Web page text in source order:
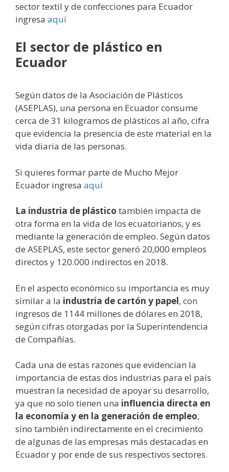
sector textil y de confecciones para Ecuador
ingresa aquí
El sector de plástico en
Ecuador
Según datos de la Asociación de Plásticos
(ASEPLAS), una persona en Ecuador consume
cerca de 31 kilogramos de plásticos al año, cifra
que evidencia la presencia de este material en la
vida diaria de las personas.
Si quieres formar parte de Mucho Mejor
Ecuador ingresa aquí
La industria de plástico también impacta de
otra forma en la vida de los ecuatorianos, y es
mediante la generación de empleo. Según datos
de ASEPLAS, este sector generó 20,000 empleos
directos y 120.000 indirectos en 2018.
En el aspecto económico su importancia es muy
similar a la industria de cartón y papel, con
ingresos de 1144 millones de dólares en 2018,
según cifras otorgadas por la Superintendencia
de Compañías.
Cada una de estas razones que evidencian la
importancia de estas dos industrias para el país
muestran la necesidad de apoyar su desarrollo,
ya que no solo tienen una influencia directa en
la economía y en la generación de empleo,
sino también indirectamente en el crecimiento
de algunas de las empresas más destacadas en
Ecuador y por ende de sus respectivos sectores.